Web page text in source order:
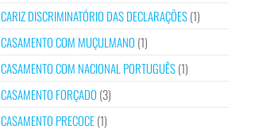
CARIZ DISCRIMINATÓRIO DAS DECLARAÇÕES(1)
CASAMENTO COM MUÇULMANO (1)
CASAMENTO COM NACIONAL PORTUGUÊS(1)
CASAMENTO FORÇADO (3)
CASAMENTO PRECOCE(1)